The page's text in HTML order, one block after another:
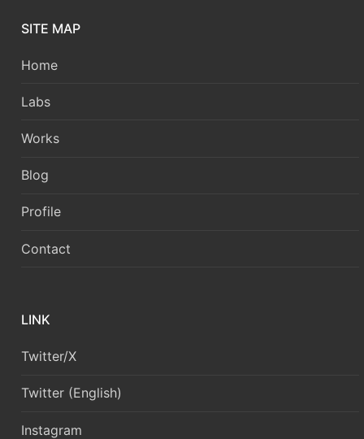
SITE MAP
Home
Labs
Works
Blog
Profile
Contact
LINK
Twitter/X
Twitter (English)
Instagram